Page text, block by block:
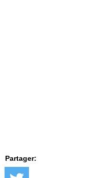
Partager: